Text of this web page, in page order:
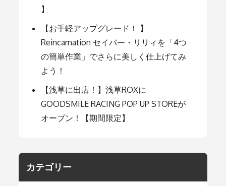
】
【お手軽アップグレード！ 】
Reincarnation セイバー・リリィを「4つ
の簡単作業」でさらに美しく仕上げてみ
よう！
【浅草に出店！】浅草ROXに
GOODSMILE RACING POP UP STOREが
オープン！【期間限定】
カテゴリー